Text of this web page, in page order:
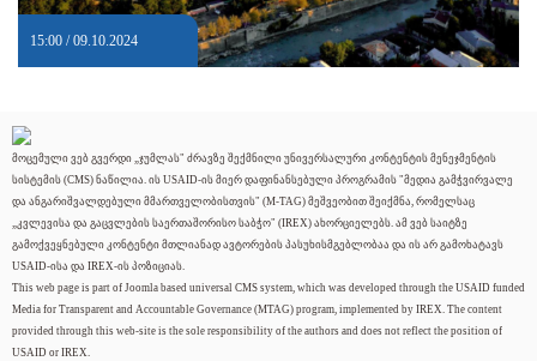
15:00 / 09.10.2024
მოცემული ვებ გვერდი „ჯუმლას" ძრავზე შექმნილი უნივერსალური კონტენტის მენეჯმენტის
სისტემის (CMS) ნაწილია. ის USAID-ის მიერ დაფინანსებული პროგრამის "მედია გამჭვირვალე
და ანგარიშვალდებული მმართველობისთვის" (M-TAG) მეშვეობით შეიქმნა, რომელსაც
„კვლევისა და გაცვლების საერთაშორისო საბჭო" (IREX) ახორციელებს. ამ ვებ საიტზე
გამოქვეყნებული კონტენტი მთლიანად ავტორების პასუხისმგებლობაა და ის არ გამოხატავს
USAID-ისა და IREX-ის პოზიციას.
This web page is part of Joomla based universal CMS system, which was developed through the USAID funded
Media for Transparent and Accountable Governance (MTAG) program, implemented by IREX. The content
provided through this web-site is the sole responsibility of the authors and does not reflect the position of
USAID or IREX.